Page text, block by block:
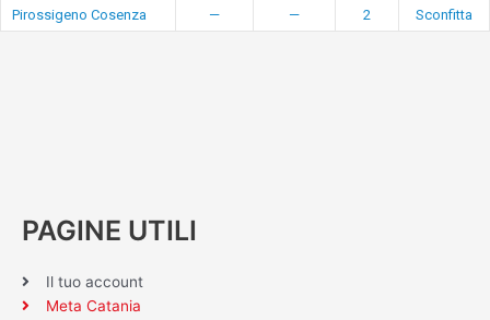
Pirossigeno Cosenza
— — 2 Sconfitta
PAGINE UTILI
Il tuo account
Meta Catania